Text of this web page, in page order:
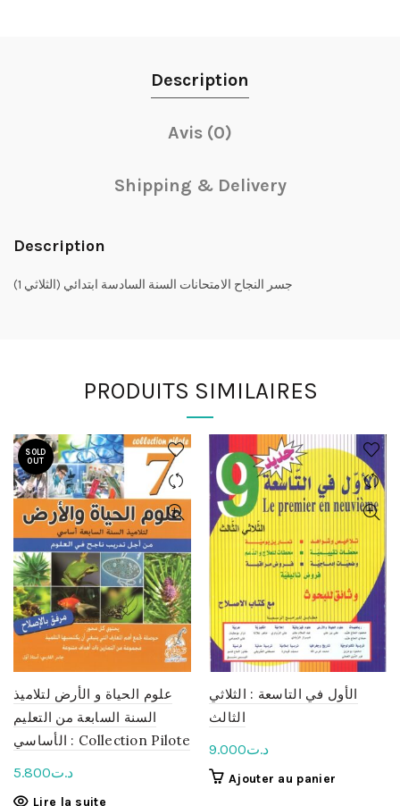
Description
Avis (0)
Shipping & Delivery
Description
جسر النجاح الامتحانات السنة السادسة ابتدائي (الثلاثي 1)
PRODUITS SIMILAIRES
SOLD
OUT
علوم الحياة و الأرض لتلاميذ
السنة السابعة من التعليم
الأساسي : Collection Pilote
د.ت5.800
Lire la suite
الأول في التاسعة : الثلاثي
الثالث
د.ت9.000
Ajouter au panier